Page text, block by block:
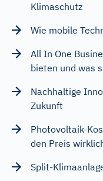
Klimaschutz
Wie mobile
All In One
bieten und was
Nachhaltige
Zukunft
Photovoltaik-
den Preis
Split-